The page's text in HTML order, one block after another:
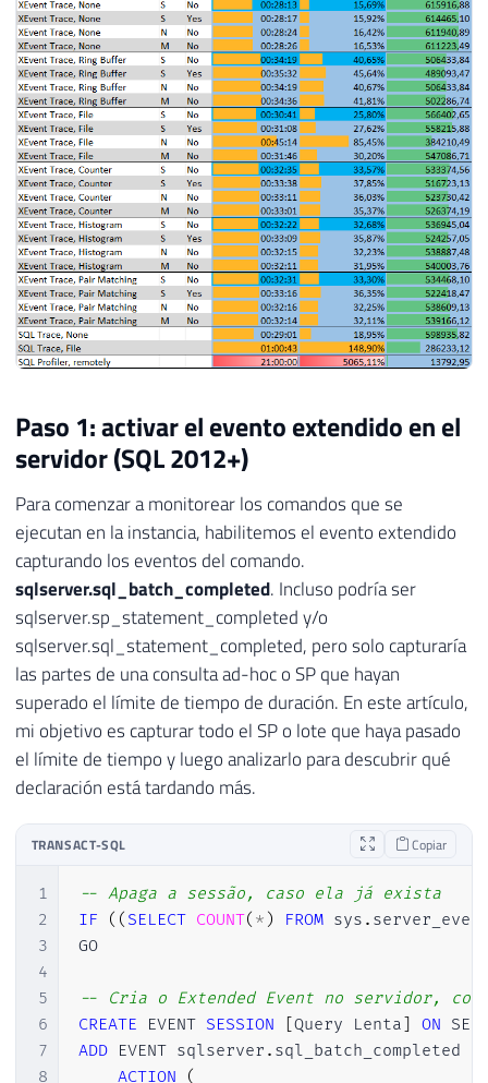
Paso 1: activar el evento extendido en el
servidor (SQL 2012+)
Para comenzar a monitorear los comandos que se
ejecutan en la instancia, habilitemos el evento extendido
capturando los eventos del comando.
sqlserver.sql_batch_completed. Incluso podría ser
sqlserver.sp_statement_completed y/o
sqlserver.sql_statement_completed, pero solo capturaría
las partes de una consulta ad-hoc o SP que hayan
superado el límite de tiempo de duración. En este artículo,
mi objetivo es capturar todo el SP o lote que haya pasado
el límite de tiempo y luego analizarlo para descubrir qué
declaración está tardando más.
TRANSACT-SQL Copiar
1
2
3
4
5
6
7
8
-- Apaga a sessão, caso ela já exista
IF
( ( SELECT COUNT( * ) FROM sys .
GO
-- Cria o Extended Event no servidor,
CREATE EVENT SESSION Query Lenta
ON
ADD EVENT sqlserver . sql_batch_completed
ACTION
(